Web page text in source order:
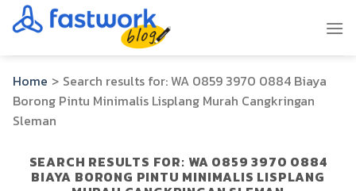
Skip
to
Home > Search results for:WA 0859 3970 0884 Biaya
Borong Pintu Minimalis Lisplang Murah Cangkringan
Sleman
SEARCH RESULTS FOR: WA 0859 3970 0884
BIAYA BORONG PINTU MINIMALIS LISPLANG